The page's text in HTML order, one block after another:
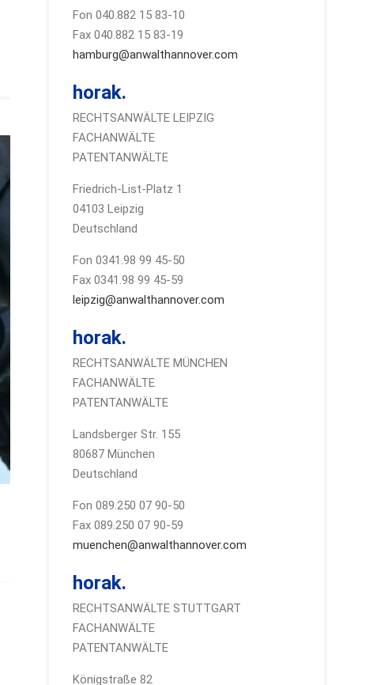
Fon 040.882 15 83-10
Fax 040.882 15 83-19
hamburg@anwalthannover.com
horak.
RECHTSANWÄLTE LEIPZIG
FACHANWÄLTE
PATENTANWÄLTE
Friedrich-List-Platz 1
04103 Leipzig
Deutschland
Fon 0341.98 99 45-50
Fax 0341.98 99 45-59
leipzig@anwalthannover.com
horak.
RECHTSANWÄLTE MÜNCHEN
FACHANWÄLTE
PATENTANWÄLTE
Landsberger Str. 155
80687 München
Deutschland
Fon 089.250 07 90-50
Fax 089.250 07 90-59
muenchen@anwalthannover.com
horak.
RECHTSANWÄLTE STUTTGART
FACHANWÄLTE
PATENTANWÄLTE
Königstraße 82